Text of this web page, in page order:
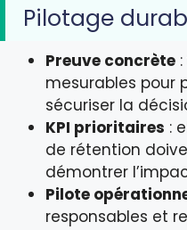
Pilotage
Preuve concrète
mesurables pour
sécuriser la
KPI prioritaires :
de rétention
démontrer
Pilote
responsables et